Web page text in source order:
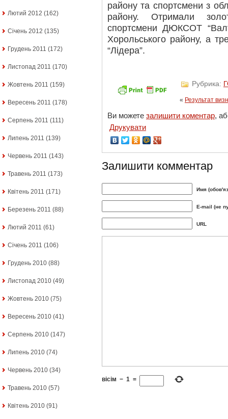
Лютий 2012 (162)
Січень 2012 (135)
Грудень 2011 (172)
Листопад 2011 (170)
Жовтень 2011 (159)
Вересень 2011 (178)
Серпень 2011 (111)
Липень 2011 (139)
Червень 2011 (143)
Травень 2011 (173)
Квітень 2011 (171)
Березень 2011 (88)
Лютий 2011 (61)
Січень 2011 (106)
Грудень 2010 (88)
Листопад 2010 (49)
Жовтень 2010 (75)
Вересень 2010 (41)
Серпень 2010 (147)
Липень 2010 (74)
Червень 2010 (34)
Травень 2010 (57)
Квітень 2010 (91)
району та спортсмени з
району. Отримали
спортсмени ДЮКСОТ
Хорольського району, а
“Лідера”.
Рубрика:
« Результат
Ви можете залишити коментар,
Друкувати
Залишити комментар
Имя
E-mail (не
URL
вісім − 1 =